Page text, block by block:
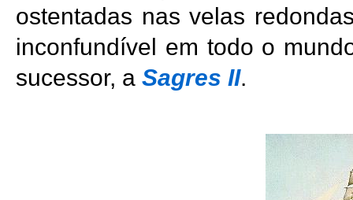
ostentadas nas velas
inconfundível em todo o
sucessor, a Sagres II.